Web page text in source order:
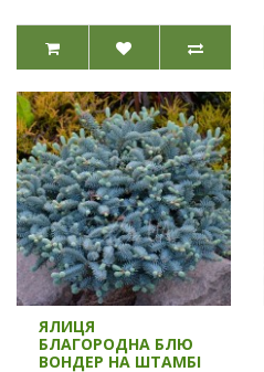
ЯЛИЦЯ
БЛАГОРОДНА БЛЮ
ВОНДЕР НА ШТАМБІ